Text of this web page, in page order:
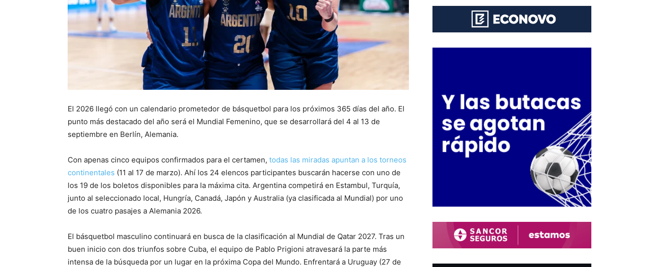
El 2026 llegó con un calendario prometedor de básquetbol para los próximos 365 días del año. El
punto más destacado del año será el Mundial Femenino, que se desarrollará del 4 al 13 de
septiembre en Berlín, Alemania.
Con apenas cinco equipos confirmados para el certamen, todas las miradas apuntan a los torneos
continentales (11 al 17 de marzo). Ahí los 24 elencos participantes buscarán hacerse con uno de
los 19 de los boletos disponibles para la máxima cita. Argentina competirá en Estambul, Turquía,
junto al seleccionado local, Hungría, Canadá, Japón y Australia (ya clasificada al Mundial) por uno
de los cuatro pasajes a Alemania 2026.
El básquetbol masculino continuará en busca de la clasificación al Mundial de Qatar 2027. Tras un
buen inicio con dos triunfos sobre Cuba, el equipo de Pablo Prigioni atravesará la parte más
intensa de la búsqueda por un lugar en la próxima Copa del Mundo. Enfrentará a Uruguay (27 de